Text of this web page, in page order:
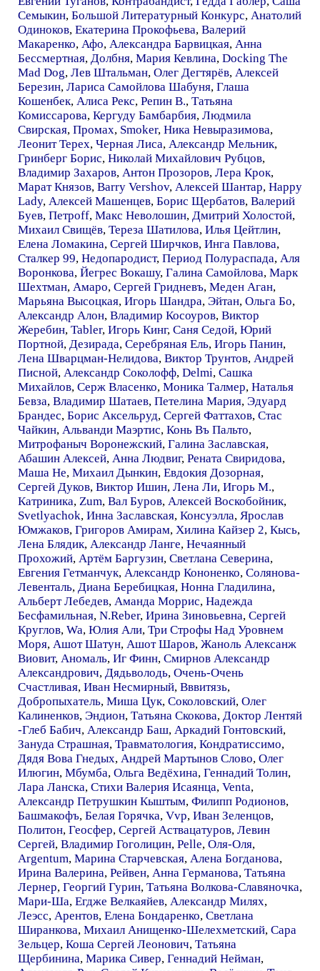
Семыкин, Большой Литературный Конкурс, Анатолий
Одиноков, Екатерина Прокофьева, Валерий
Макаренко, Афо, Александра Барвицкая, Анна
Бессмертная, Долбня, Мария Кевлина, Docking The
Mad Dog, Лев Штальман, Олег Дегтярёв, Алексей
Березин, Лариса Самойлова Шабуня, Глаша
Кошенбек, Алиса Рекс, Репин В., Татьяна
Комиссарова, Кергуду Бамбарбия, Людмила
Свирская, Промах, Smoker, Ника Невыразимова,
Леонит Терех, Черная Лиса, Александр Мельник,
Гринберг Борис, Николай Михайлович Рубцов,
Владимир Захаров, Антон Прозоров, Лера Крок,
Марат Князов, Barry Vershov, Алексей Шантар, Happy
Lady, Алексей Машенцев, Борис Щербатов, Валерий
Буев, Петроff, Макс Неволошин, Дмитрий Холостой,
Михаил Свищёв, Тереза Шатилова, Илья Цейтлин,
Елена Ломакина, Сергей Ширчков, Инга Павлова,
Сталкер 99, Недопародист, Период Полураспада, Аля
Воронкова, Йегрес Вокашу, Галина Самойлова, Марк
Шехтман, Амаро, Сергей Гридневъ, Меден Аган,
Марьяна Высоцкая, Игорь Шандра, Эйтан, Ольга Бо,
Александр Алон, Владимир Косоуров, Виктор
Жеребин, Tabler, Игорь Кинг, Саня Седой, Юрий
Портной, Дезирада, Серебряная Ель, Игорь Панин,
Лена Шварцман-Нелидова, Виктор Трунтов, Андрей
Писной, Александр Соколофф, Delmi, Сашка
Михайлов, Серж Власенко, Моника Талмер, Наталья
Бевза, Владимир Шатаев, Петелина Мария, Эдуард
Брандес, Борис Аксельруд, Сергей Фаттахов, Стас
Чайкин, Альванди Маэртис, Конь Въ Пальто,
Митрофаныч Воронежский, Галина Заславская,
Абашин Алексей, Анна Людвиг, Рената Свиридова,
Маша Не, Михаил Дынкин, Евдокия Дозорная,
Сергей Дуков, Виктор Ишин, Лена Ли, Игорь М.,
Катриника, Zum, Вал Буров, Алексей Воскобойник,
Svetlyachok, Инна Заславская, Консуэлла, Ярослав
Юмжаков, Григоров Амирам, Хилина Кайзер 2, Кысь,
Лена Блядик, Александр Ланге, Нечаянный
Прохожий, Артём Баргузин, Светлана Северина,
Евгения Гетманчук, Александр Кононенко, Солянова-
Левенталь, Диана Беребицкая, Нонна Гладилина,
Альберт Лебедев, Аманда Моррис, Надежда
Бесфамильная, N.Reber, Ирина Зиновьевна, Сергей
Круглов, Wa, Юлия Али, Три Строфы Над Уровнем
Моря, Ашот Шатун, Ашот Шаров, Жаноль Алексанж
Виовит, Аномаль, Иг Финн, Смирнов Александр
Александрович, Дядьволодь, Очень-Очень
Счастливая, Иван Несмирный, Вввитязь,
Добропыхатель, Миша Цук, Соколовский, Олег
Калиненков, Эндион, Татьяна Скокова, Доктор Лентяй
-Глеб Бабич, Александр Баш, Аркадий Гонтовский,
Зануда Страшная, Травматология, Кондратиссимо,
Дядя Вова Гнедых, Андрей Мартынов Слово, Олег
Илюгин, Мбумба, Ольга Ведёхина, Геннадий Толин,
Лара Ланска, Стихи Валерия Исаянца, Venta,
Александр Петрушкин Кыштым, Филипп Родионов,
Башмакофъ, Белая Горячка, Vvp, Иван Зеленцов,
Политон, Геосфер, Сергей Аствацатуров, Левин
Сергей, Владимир Гоголицин, Pelle, Оля-Оля,
Argentum, Марина Старчевская, Алена Богданова,
Ирина Валерина, Рейвен, Анна Германова, Татьяна
Лернер, Георгий Гурин, Татьяна Волкова-Славяночка,
Мари-Ша, Егдже Велкаяйев, Александр Милях,
Леэсс, Арентов, Елена Бондаренко, Светлана
Ширанкова, Михаил Анищенко-Шелехметский, Сара
Зельцер, Коша Сергей Леонович, Татьяна
Щербинина, Марика Сивер, Геннадий Нейман,